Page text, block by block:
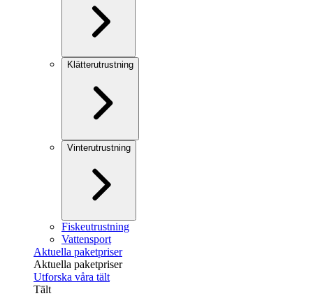
Klätterutrustning
Vinterutrustning
Fiskeutrustning
Vattensport
Aktuella paketpriser
Aktuella paketpriser
Utforska våra tält
Tält